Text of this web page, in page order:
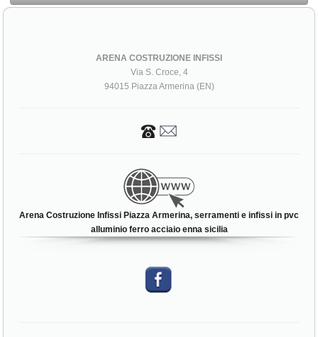
ARENA COSTRUZIONE INFISSI
Via S. Croce, 4
94015 Piazza Armerina (EN)
Arena Costruzione Infissi Piazza Armerina, serramenti e infissi in pvc
alluminio ferro acciaio enna sicilia